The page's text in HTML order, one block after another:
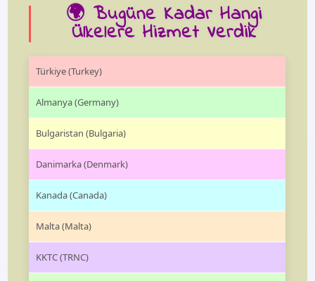
🌍 Bugüne Kadar Hangi
Ülkelere Hizmet Verdik
Türkiye (Turkey)
Almanya (Germany)
Bulgaristan (Bulgaria)
Danimarka (Denmark)
Kanada (Canada)
Malta (Malta)
KKTC (TRNC)